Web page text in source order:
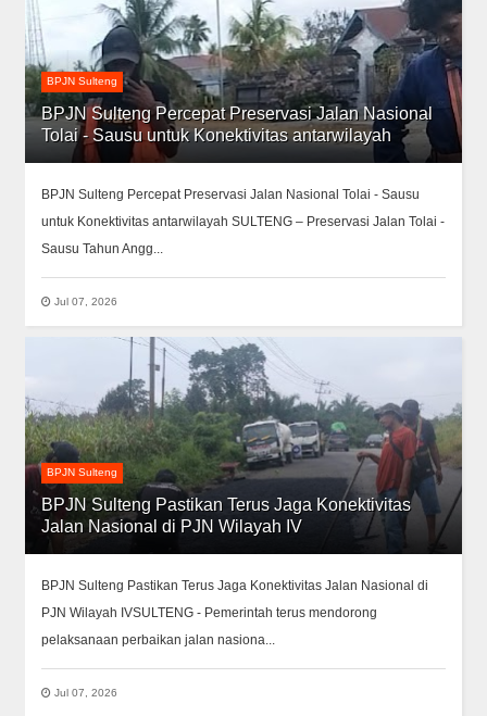
BPJN Sulteng
BPJN Sulteng Percepat Preservasi Jalan Nasional
Tolai - Sausu untuk Konektivitas antarwilayah
BPJN Sulteng Percepat Preservasi Jalan Nasional Tolai - Sausu
untuk Konektivitas antarwilayah SULTENG – Preservasi Jalan Tolai -
Sausu Tahun Angg...
Jul 07, 2026
BPJN Sulteng
BPJN Sulteng Pastikan Terus Jaga Konektivitas
Jalan Nasional di PJN Wilayah IV
BPJN Sulteng Pastikan Terus Jaga Konektivitas Jalan Nasional di
PJN Wilayah IVSULTENG - Pemerintah terus mendorong
pelaksanaan perbaikan jalan nasiona...
Jul 07, 2026